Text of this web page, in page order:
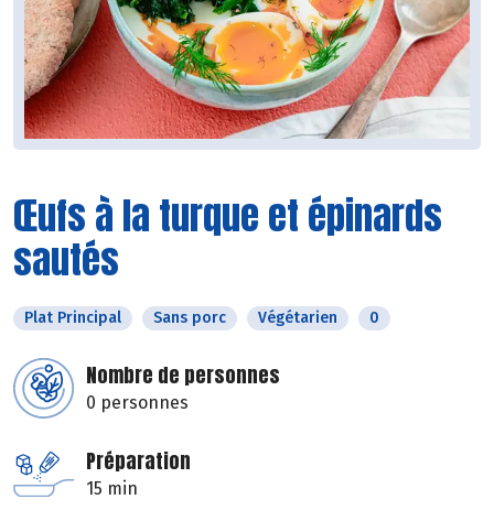
Œufs à la turque et épinards
sautés
Plat Principal Sans porc Végétarien 0
Nombre de personnes
0 personnes
Préparation
15 min